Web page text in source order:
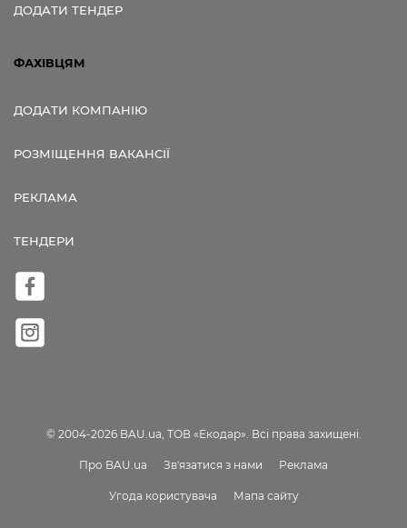
ДОДАТИ ТЕНДЕР
ФАХІВЦЯМ
ДОДАТИ КОМПАНІЮ
РОЗМІЩЕННЯ ВАКАНСІЇ
РЕКЛАМА
ТЕНДЕРИ
© 2004-2026 BAU.ua, ТОВ «Екодар». Всі права захищені.
Про BAU.ua Зв'язатися з нами Реклама
Угода користувача Мапа сайту